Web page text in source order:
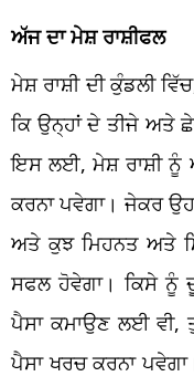
ਅੱਜ ਦਾ ਮੇਸ਼ ਰਾਸ਼ੀਫਲ
ਮੇਸ਼ ਰਾਸ਼ੀ ਦੀ ਕੁੰਡਲੀ
ਕਿ ਉਨ੍ਹਾਂ ਦੇ ਤੀਜੇ ਅਤੇ
ਇਸ ਲਈ, ਮੇਸ਼ ਰਾਸ਼ੀ ਨੂੰ
ਕਰਨਾ ਪਵੇਗਾ। ਜੇਕਰ
ਅਤੇ ਕੁਝ ਮਿਹਨਤ ਅਤੇ
ਸਫਲ ਹੋਵੇਗਾ। ਕਿਸੇ ਨੂੰ
ਪੈਸਾ ਕਮਾਉਣ ਲਈ ਵੀ,
ਪੈਸਾ ਖਰਚ ਕਰਨਾ